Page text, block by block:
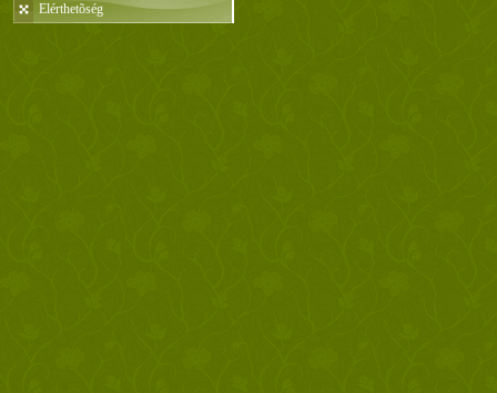
Elérthetõség